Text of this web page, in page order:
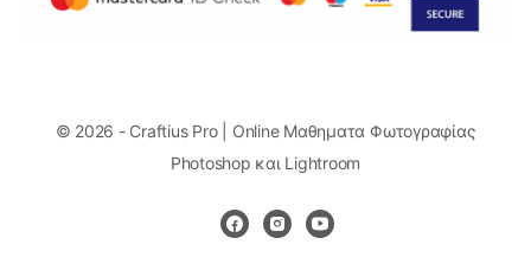
© 2026 - Craftius Pro | Online Μαθηματα Φωτογραφίας
Photoshop και Lightroom